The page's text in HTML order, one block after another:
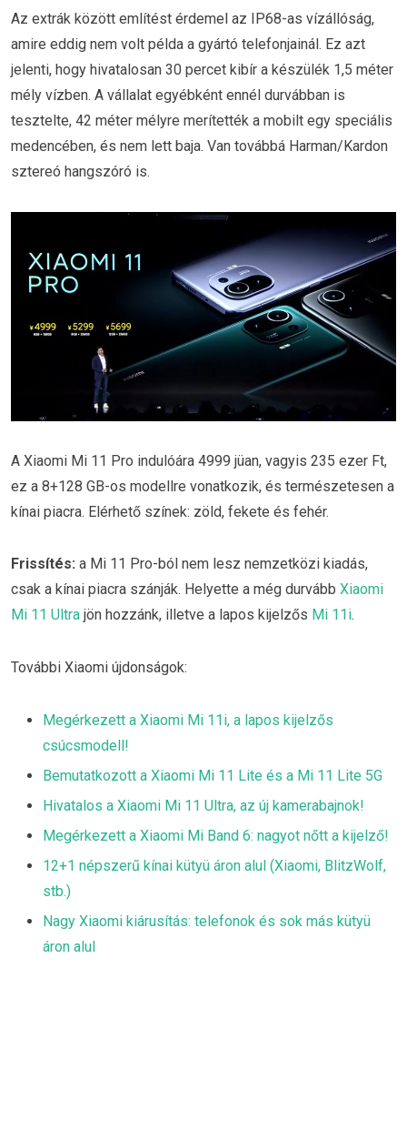
Az extrák között említést érdemel az IP68-as vízállóság,
amire eddig nem volt példa a gyártó telefonjainál. Ez azt
jelenti, hogy hivatalosan 30 percet kibír a készülék 1,5 méter
mély vízben. A vállalat egyébként ennél durvábban is
tesztelte, 42 méter mélyre merítették a mobilt egy speciális
medencében, és nem lett baja. Van továbbá Harman/Kardon
sztereó hangszóró is.
A Xiaomi Mi 11 Pro indulóára 4999 jüan, vagyis 235 ezer Ft,
ez a 8+128 GB-os modellre vonatkozik, és természetesen a
kínai piacra. Elérhető színek: zöld, fekete és fehér.
Frissítés: a Mi 11 Pro-ból nem lesz nemzetközi kiadás,
csak a kínai piacra szánják. Helyette a még durvább Xiaomi
Mi 11 Ultra jön hozzánk, illetve a lapos kijelzős Mi 11i.
További Xiaomi újdonságok:
Megérkezett a Xiaomi Mi 11i, a lapos kijelzős
csúcsmodell!
Bemutatkozott a Xiaomi Mi 11 Lite és a Mi 11 Lite 5G
Hivatalos a Xiaomi Mi 11 Ultra, az új kamerabajnok!
Megérkezett a Xiaomi Mi Band 6: nagyot nőtt a kijelző!
12+1 népszerű kínai kütyü áron alul (Xiaomi, BlitzWolf,
stb.)
Nagy Xiaomi kiárusítás: telefonok és sok más kütyü
áron alul